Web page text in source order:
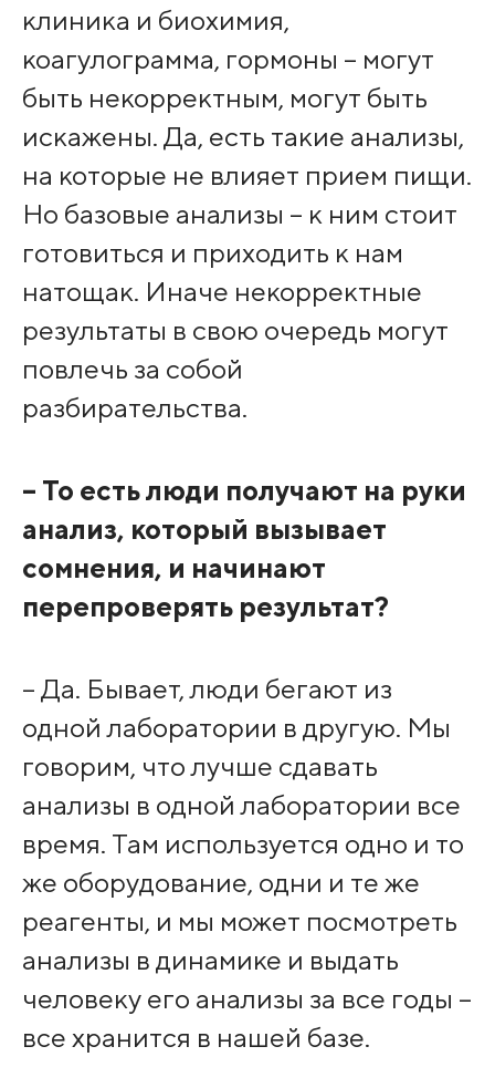
клиника и биохимия,
коагулограмма, гормоны – могут
быть некорректным, могут быть
искажены. Да, есть такие анализы,
на которые не влияет прием пищи.
Но базовые анализы – к ним стоит
готовиться и приходить к нам
натощак. Иначе некорректные
результаты в свою очередь могут
повлечь за собой
разбирательства.
– То есть люди получают на руки
анализ, который вызывает
сомнения, и начинают
перепроверять результат?
– Да. Бывает, люди бегают из
одной лаборатории в другую. Мы
говорим, что лучше сдавать
анализы в одной лаборатории все
время. Там используется одно и то
же оборудование, одни и те же
реагенты, и мы может посмотреть
анализы в динамике и выдать
человеку его анализы за все годы –
все хранится в нашей базе.